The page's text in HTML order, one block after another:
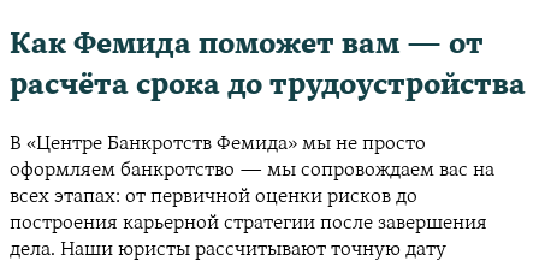
Как Фемида поможет вам — от
расчёта срока до трудоустройства
В «Центре Банкротств Фемида» мы не просто
оформляем банкротство — мы сопровождаем вас на
всех этапах: от первичной оценки рисков до
построения карьерной стратегии после завершения
дела. Наши юристы рассчитывают точную дату